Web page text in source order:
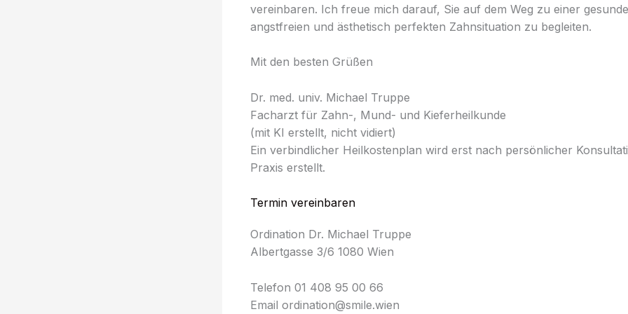
vereinbaren. Ich freue mich darauf, Sie auf dem Weg zu einer
angstfreien und ästhetisch perfekten Zahnsituation zu begleiten.
Mit den besten Grüßen
Dr. med. univ. Michael Truppe
Facharzt für Zahn-, Mund- und Kieferheilkunde
(mit KI erstellt, nicht vidiert)
Ein verbindlicher Heilkostenplan wird erst nach persönlicher
Praxis erstellt.
Termin vereinbaren
Ordination Dr. Michael Truppe
Albertgasse 3/6 1080 Wien
Telefon 01 408 95 00 66
Email ordination@smile.wien